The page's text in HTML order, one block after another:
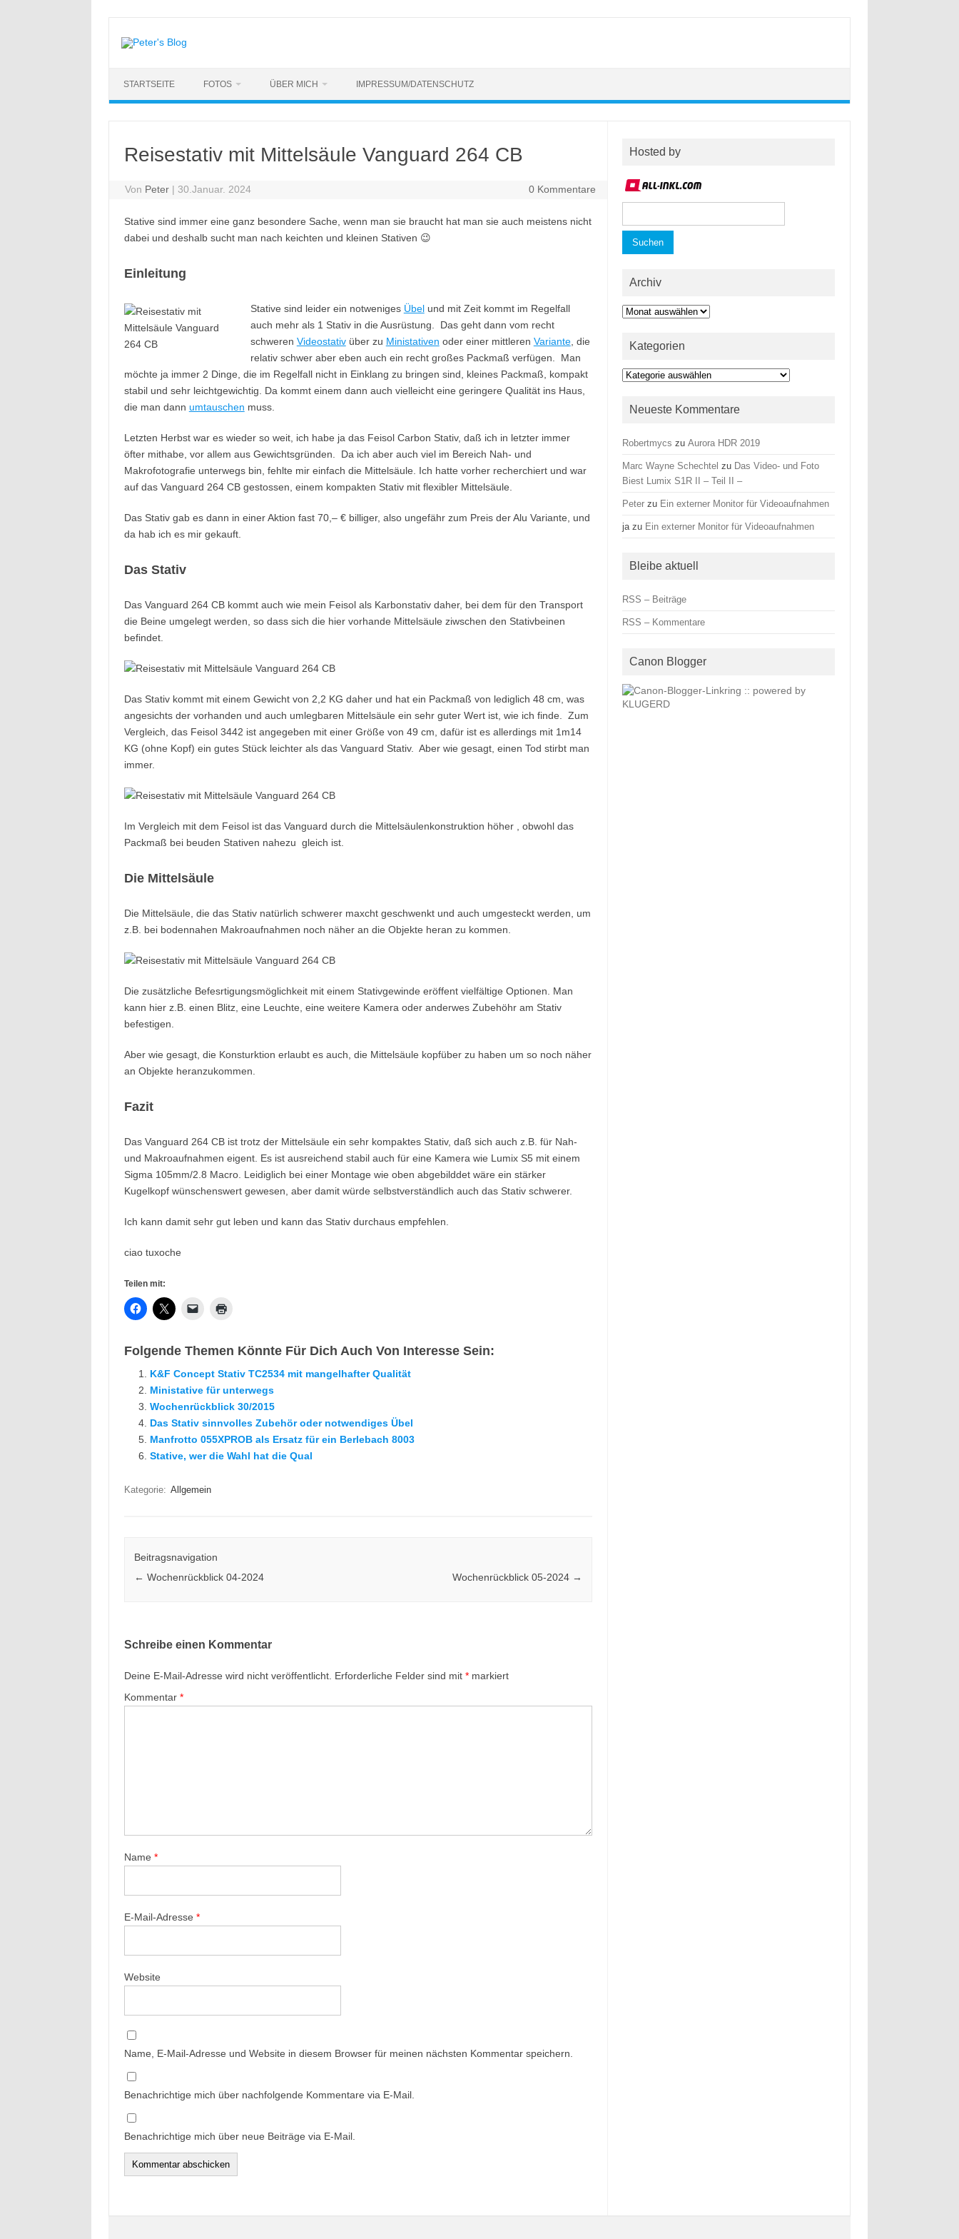
springen
STARTSEITE FOTOS ÜBER MICH IMPRESSUM/DATENSCHUTZ
Reisestativ mit Mittelsäule Vanguard 264 CB
Von Peter | 30.Januar. 2024 0 Kommentare
Stative sind immer eine ganz besondere Sache, wenn man sie braucht hat man sie auch meistens nicht
dabei und deshalb sucht man nach keichten und kleinen Stativen 😉
Einleitung
Stative sind leider ein notweniges Übelund mit Zeit kommt im Regelfall
auch mehr als 1 Stativ in die Ausrüstung. Das geht dann vom recht
schweren Videostativüber zu Ministativen oder einer mittleren Variante, die
relativ schwer aber eben auch ein recht großes Packmaß verfügen. Man
möchte ja immer 2 Dinge, die im Regelfall nicht in Einklang zu bringen sind, kleines Packmaß, kompakt
stabil und sehr leichtgewichtig. Da kommt einem dann auch vielleicht eine geringere Qualität ins Haus,
die man dann umtauschen muss.
Letzten Herbst war es wieder so weit, ich habe ja das Feisol Carbon Stativ, daß ich in letzter immer
öfter mithabe, vor allem aus Gewichtsgründen. Da ich aber auch viel im Bereich Nah- und
Makrofotografie unterwegs bin, fehlte mir einfach die Mittelsäule. Ich hatte vorher recherchiert und war
auf das Vanguard 264 CB gestossen, einem kompakten Stativ mit flexibler Mittelsäule.
Das Stativ gab es dann in einer Aktion fast 70,– € billiger, also ungefähr zum Preis der Alu Variante, und
da hab ich es mir gekauft.
Das Stativ
Das Vanguard 264 CB kommt auch wie mein Feisol als Karbonstativ daher, bei dem für den Transport
die Beine umgelegt werden, so dass sich die hier vorhande Mittelsäule ziwschen den Stativbeinen
befindet.
Das Stativ kommt mit einem Gewicht von 2,2 KG daher und hat ein Packmaß von lediglich 48 cm, was
angesichts der vorhanden und auch umlegbaren Mittelsäule ein sehr guter Wert ist, wie ich finde. Zum
Vergleich, das Feisol 3442 ist angegeben mit einer Größe von 49 cm, dafür ist es allerdings mit 1m14
KG (ohne Kopf) ein gutes Stück leichter als das Vanguard Stativ. Aber wie gesagt, einen Tod stirbt man
immer.
Im Vergleich mit dem Feisol ist das Vanguard durch die Mittelsäulenkonstruktion höher , obwohl das
Packmaß bei beuden Stativen nahezu gleich ist.
Die Mittelsäule
Die Mittelsäule, die das Stativ natürlich schwerer maxcht geschwenkt und auch umgesteckt werden, um
z.B. bei bodennahen Makroaufnahmen noch näher an die Objekte heran zu kommen.
Die zusätzliche Befesrtigungsmöglichkeit mit einem Stativgewinde eröffent vielfältige Optionen. Man
kann hier z.B. einen Blitz, eine Leuchte, eine weitere Kamera oder anderwes Zubehöhr am Stativ
befestigen.
Aber wie gesagt, die Konsturktion erlaubt es auch, die Mittelsäule kopfüber zu haben um so noch näher
an Objekte heranzukommen.
Fazit
Das Vanguard 264 CB ist trotz der Mittelsäule ein sehr kompaktes Stativ, daß sich auch z.B. für Nah-
und Makroaufnahmen eigent. Es ist ausreichend stabil auch für eine Kamera wie Lumix S5 mit einem
Sigma 105mm/2.8 Macro. Leidiglich bei einer Montage wie oben abgebilddet wäre ein stärker
Kugelkopf wünschenswert gewesen, aber damit würde selbstverständlich auch das Stativ schwerer.
Ich kann damit sehr gut leben und kann das Stativ durchaus empfehlen.
ciao tuxoche
Teilen mit:
Folgende Themen Könnte Für Dich Auch Von Interesse Sein:
K&F Concept Stativ TC2534 mit mangelhafter Qualität
Ministative für unterwegs
Wochenrückblick 30/2015
Das Stativ sinnvolles Zubehör oder notwendiges Übel
Manfrotto 055XPROB als Ersatz für ein Berlebach 8003
Stative, wer die Wahl hat die Qual
Kategorie: Allgemein
Beitragsnavigation
← Wochenrückblick 04-2024 Wochenrückblick 05-2024 →
Schreibe einen Kommentar
Deine E-Mail-Adresse wird nicht veröffentlicht. Erforderliche Felder sind mit *markiert
Kommentar *
Name *
E-Mail-Adresse *
Website
Name, E-Mail-Adresse und Website in diesem Browser für meinen nächsten Kommentar speichern.
Benachrichtige mich über nachfolgende Kommentare via E-Mail.
Benachrichtige mich über neue Beiträge via E-Mail.
Hosted by
nach:
Archiv
Archiv
Kategorien
Kategorien
Neueste Kommentare
Robertmycs zuAurora HDR 2019
Marc Wayne Schechtel zu Das Video- und Foto
Biest Lumix S1R II – Teil II –
Peter zu Ein externer Monitor für Videoaufnahmen
jazu Ein externer Monitor für Videoaufnahmen
Bleibe aktuell
RSS – Beiträge
RSS – Kommentare
Canon Blogger